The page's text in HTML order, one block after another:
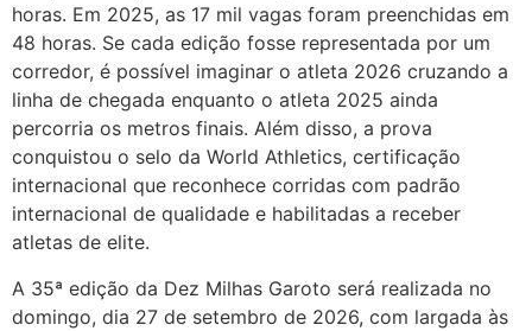
horas. Em 2025, as 17 mil vagas foram preenchidas em
48 horas. Se cada edição fosse representada por um
corredor, é possível imaginar o atleta 2026 cruzando a
linha de chegada enquanto o atleta 2025 ainda
percorria os metros finais. Além disso, a prova
conquistou o selo da World Athletics, certificação
internacional que reconhece corridas com padrão
internacional de qualidade e habilitadas a receber
atletas de elite.
A 35ª edição da Dez Milhas Garoto será realizada no
domingo, dia 27 de setembro de 2026, com largada às